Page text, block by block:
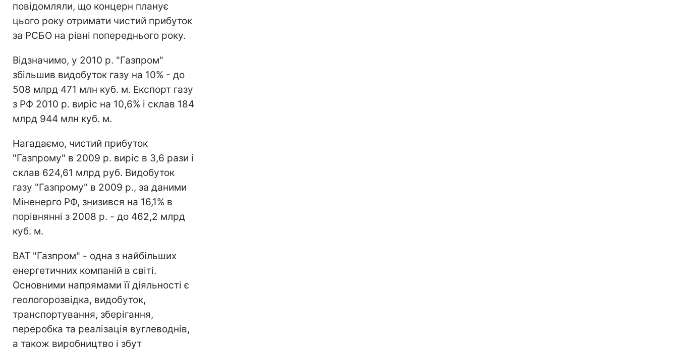
повідомляли, що концерн планує
цього року отримати чистий прибуток
за РСБО на рівні попереднього року.
Відзначимо, у 2010 р. "Газпром"
збільшив видобуток газу на 10% - до
508 млрд 471 млн куб. м. Експорт газу
з РФ 2010 р. виріс на 10,6% і склав 184
млрд 944 млн куб. м.
Нагадаємо, чистий прибуток
"Газпрому" в 2009 р. виріс в 3,6 рази і
склав 624,61 млрд руб. Видобуток
газу "Газпрому" в 2009 р., за даними
Міненерго РФ, знизився на 16,1% в
порівнянні з 2008 р. - до 462,2 млрд
куб. м.
ВАТ "Газпром" - одна з найбільших
енергетичних компаній в світі.
Основними напрямами її діяльності є
геологорозвідка, видобуток,
транспортування, зберігання,
переробка та реалізація вуглеводнів,
а також виробництво і збут